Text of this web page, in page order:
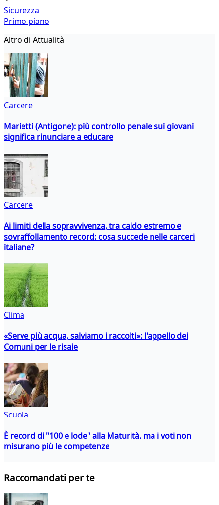
Sicurezza
Primo piano
Altro di Attualità
Carcere
Marietti (Antigone): più controllo penale sui giovani
significa rinunciare a educare
Carcere
Ai limiti della sopravvivenza, tra caldo estremo e
sovraffollamento record: cosa succede nelle carceri
italiane?
Clima
«Serve più acqua, salviamo i raccolti»: l'appello dei
Comuni per le risaie
Scuola
È record di "100 e lode" alla Maturità, ma i voti non
misurano più le competenze
Raccomandati per te